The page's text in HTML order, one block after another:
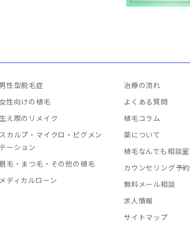
男性型脱毛症
女性向けの植毛
生え際のリメイク
スカルプ・マイクロ・ピグメン
テーション
眉毛・まつ毛・その他の植毛
メディカルローン
治療の流れ
よくある質問
植毛コラム
薬について
植毛なんでも相談室
カウンセリング予約
無料メール相談
求人情報
サイトマップ